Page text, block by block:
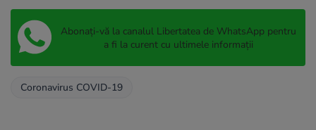
Abonați-vă la canalul Libertatea de WhatsApp pentru
a fi la curent cu ultimele informații
Coronavirus COVID-19